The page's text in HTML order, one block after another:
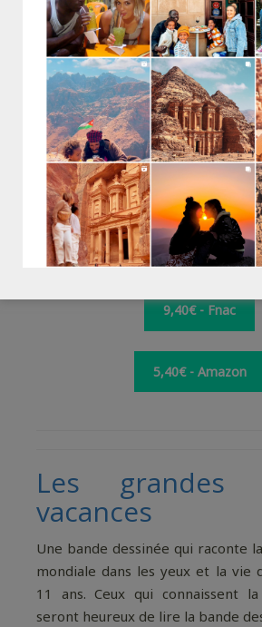
Le pitch ?
“Alex, Jie et Nephti ont le même
vivent pas à la même époque !
du XXIe siècle, Nephti une
antique et Jie un apprenti moine
leur première rencontre,
deviennent comme les
Heureusement, car ils vont devoir
pour protéger l’Intermonde, un
tenu secret… et menacé par le
9,40€ - Fnac
5,40€ - Amazon
Les grandes
vacances
Une bande dessinée qui raconte
mondiale dans les yeux et la vie
11 ans. Ceux qui connaissent
seront heureux de lire la bande